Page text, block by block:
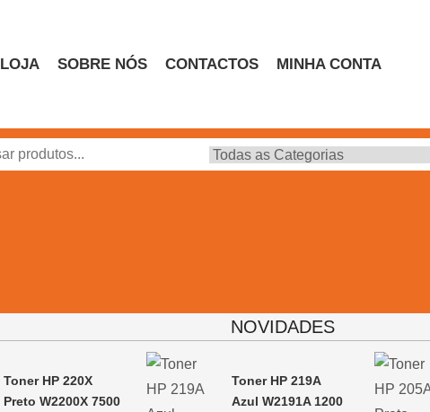
LOJA SOBRE NÓS CONTACTOS MINHA CONTA
NOVIDADES
Toner HP 220X
Preto W2200X 7500
Toner HP 219A
Azul W2191A 1200